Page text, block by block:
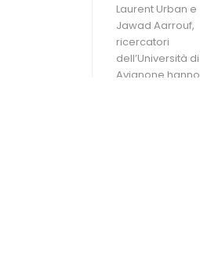
Laurent Urban e
Jawad Aarrouf,
ricercatori
dell’Università di
Avignone hanno